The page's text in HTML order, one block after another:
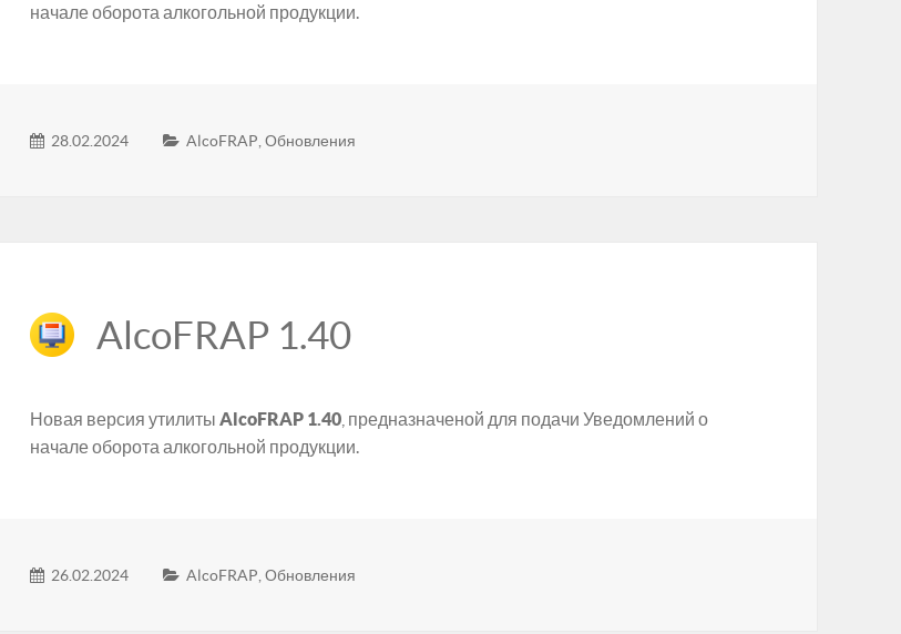
начале оборота алкогольной продукции.
28.02.2024 AlcoFRAP Обновления
AlcoFRAP 1.40
Новая версия утилитыAlcoFRAP 1.40 , предназначеной для подачи Уведомлений о
начале оборота алкогольной продукции.
26.02.2024 AlcoFRAP Обновления